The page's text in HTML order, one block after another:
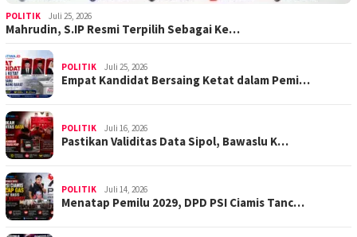
POLITIK Juli 25, 2026
Mahrudin, S.IP Resmi Terpilih Sebagai Ke…
POLITIK Juli 25, 2026
Empat Kandidat Bersaing Ketat dalam Pemi…
POLITIK Juli 16, 2026
Pastikan Validitas Data Sipol, Bawaslu K…
POLITIK Juli 14, 2026
Menatap Pemilu 2029, DPD PSI Ciamis Tanc…